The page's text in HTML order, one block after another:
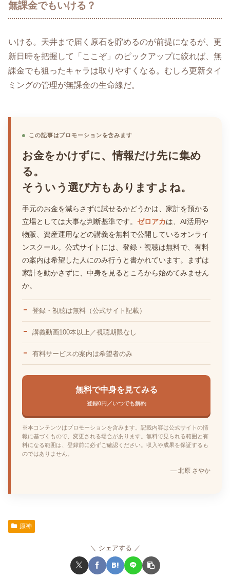
無課金でもいける？
いける。天井まで届く原石を貯めるのが前提になるが、更
新日時を把握して「ここぞ」のピックアップに絞れば、無
課金でも狙ったキャラは取りやすくなる。むしろ更新タイ
ミングの管理が無課金の生命線だ。
この記事はプロモーションを含みます
お金をかけずに、情報だけ先に集め
る。
そういう選び方もありますよね。
手元のお金を減らさずに試せるかどうかは、家計を預かる
立場としては大事な判断基準です。 ゼロアカは、AI活用や
物販、資産運用などの講義を無料で公開しているオンライ
ンスクール。公式サイトには、登録・視聴は無料で、有料
の案内は希望した人にのみ行うと書かれています。まずは
家計を動かさずに、中身を見るところから始めてみません
か。
登録・視聴は無料（公式サイト記載）
講義動画100本以上／視聴期限なし
有料サービスの案内は希望者のみ
無料で中身を見てみる
登録0円／いつでも解約
※本コンテンツはプロモーションを含みます。記載内容は公式サイトの情
報に基づくもので、変更される場合があります。無料で見られる範囲と有
料になる範囲は、登録前に必ずご確認ください。収入や成果を保証するも
のではありません。
— 北原 さやか
原神
シェアする